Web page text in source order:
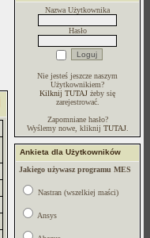
Nazwa Użytkownika
Hasło
Nie jesteś jeszcze naszym
Użytkownikiem?
Kilknij TUTAJ żeby się
zarejestrować.
Zapomniane hasło?
Wyślemy nowe, kliknij TUTAJ.
Ankieta dla Użytkowników
Jakiego używasz programu MES
Nastran (wszelkiej maści)
Ansys